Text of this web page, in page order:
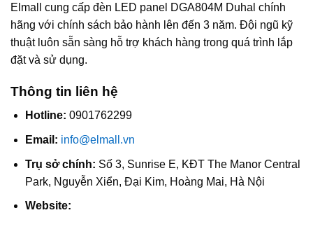
Elmall cung cấp đèn LED panel DGA804M Duhal chính
hãng với chính sách bảo hành lên đến 3 năm. Đội ngũ kỹ
thuật luôn sẵn sàng hỗ trợ khách hàng trong quá trình lắp
đặt và sử dụng.
Thông tin liên hệ
Hotline: 0901762299
Email: info@elmall.vn
Trụ sở chính: Số 3, Sunrise E, KĐT The Manor Central
Park, Nguyễn Xiển, Đại Kim, Hoàng Mai, Hà Nội
Website: